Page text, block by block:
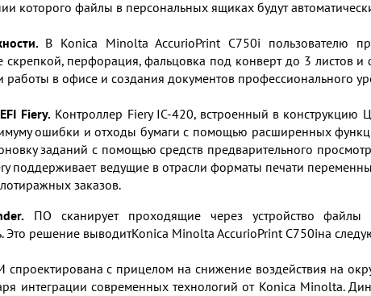
которого файлы в персональных ящиках будут
В Konica Minolta AccurioPrint C750i пользователю
скрепкой, перфорация, фальцовка под конверт до 3
работы в офисе и создания документов профессионального
Fiery. Контроллер Fiery IC-420, встроенный в
ошибки и отходы бумаги с помощью расширенных
заданий с помощью средств предварительного
поддерживает ведущие в отрасли форматы печати
заказов.
ПО сканирует проходящие через устройство файлы
Это решение выводитKonica Minolta AccurioPrint C750iна
с прицелом на снижение воздействия на
интеграции современных технологий от Konica Minolta.